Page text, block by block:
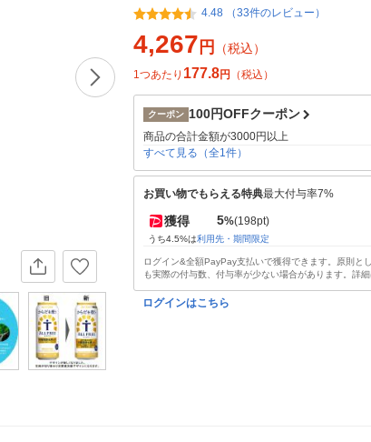
4.48 （33件のレビュー）
4,267 円 （税込）
1つあたり 177.8円 （税込）
クーポン 100円OFFクーポン
商品の合計金額が3000円以上
すべて見る（全1件）
お買い物でもらえる特典最大付与率7%
獲得 5%(198pt)
うち4.5%は利用先・期間限定
ログイン&全額PayPay支払いで獲得できます。原則と
も実際の付与数、付与率が少ない場合があります。詳
ログインはこちら